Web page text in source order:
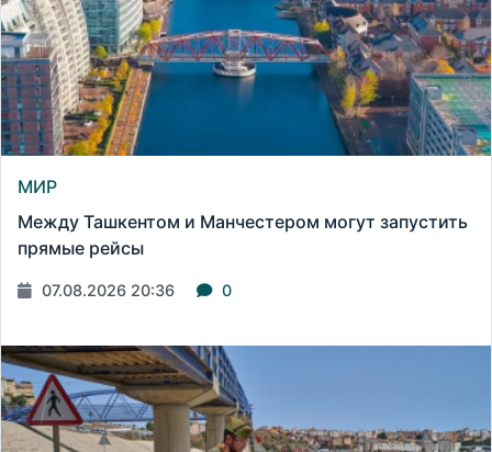
МИР
Между Ташкентом и Манчестером могут запустить
прямые рейсы
07.08.2026 20:36 0